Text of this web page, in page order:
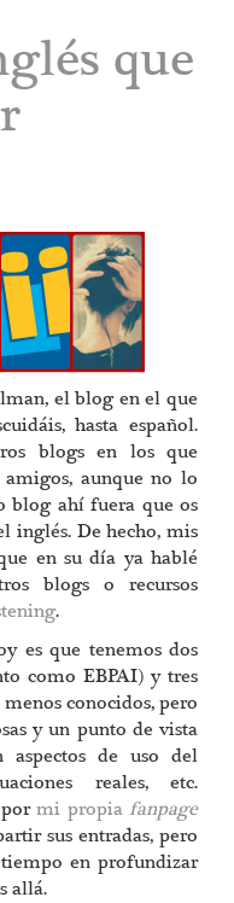
que
el blog en el que
hasta español.
blogs en los que
aunque no lo
blog ahí fuera que os
inglés. De hecho, mis
en su día ya hablé
blogs o recursos
.
es que tenemos dos
como EBPAI) y tres
conocidos, pero
y un punto de vista
aspectos de uso del
reales, etc.
pormi propia fanpage
sus entradas, pero
en profundizar
allá.